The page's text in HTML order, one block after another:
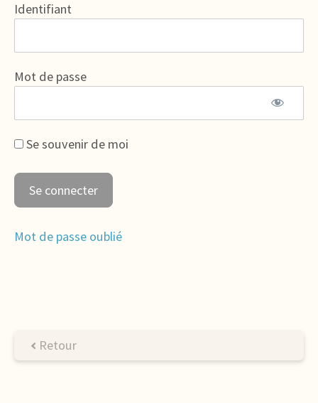
Identifiant
Mot de passe
Se souvenir de moi
Mot de passe oublié
Retour